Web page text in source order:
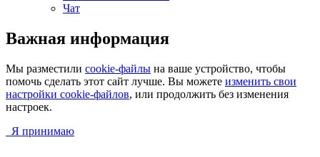
Чат
Важная информация
Мы разместили cookie-файлы на ваше устройство, чтобы
помочь сделать этот сайт лучше. Вы можете изменить свои
настройки cookie-файлов, или продолжить без изменения
настроек.
Я принимаю